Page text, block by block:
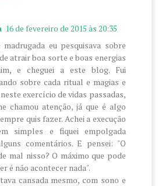
16 de fevereiro de 2015 às 20:35
eu pesquisava sobre
atrair boa sorte e boas energias
e cheguei a este blog. Fui
sobre cada ritual e magias e
exercício de vidas passadas,
chamou atenção, já que é algo
quis fazer. Achei a execução
simples e fiquei empolgada
comentários. E pensei: "O
mal nisso? O máximo que pode
é não acontecer nada".
cansada mesmo, com sono e